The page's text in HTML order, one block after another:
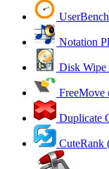
Notation
Disk Wipe
FreeMove
Duplicate
CuteRank